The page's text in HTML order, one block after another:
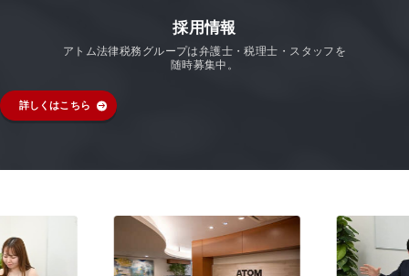
採用情報
アトム法律税務グループは弁護士・税理士・スタッフを
随時募集中。
詳しくはこちら